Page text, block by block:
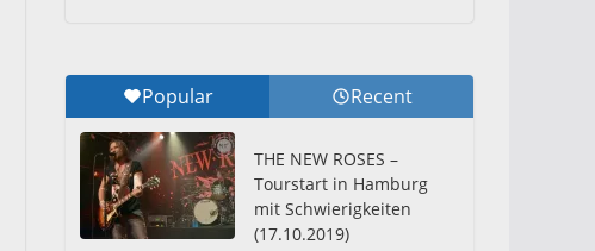
Popular Recent
THE NEW ROSES –
Tourstart in Hamburg
mit Schwierigkeiten
(17.10.2019)